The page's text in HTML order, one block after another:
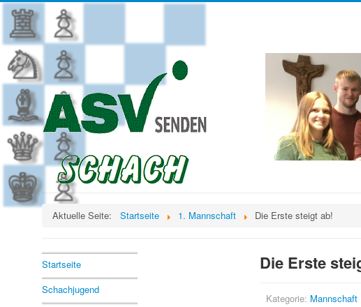
Aktuelle Seite: Startseite 1. Mannschaft Die Erste steigt ab!
Startseite
Schachjugend
Die Erste
Kategorie: Mannschaft